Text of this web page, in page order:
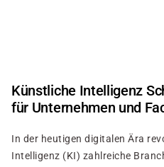
Künstliche Intelligenz
für Unternehmen und
In der heutigen digitalen Ära
Intelligenz (KI) zahlreiche